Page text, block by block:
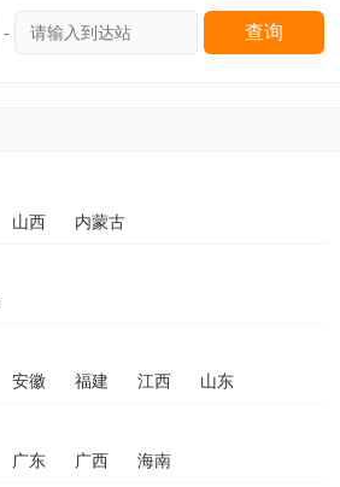
-
山西 内蒙古
安徽 福建 江西 山东
广东 广西 海南